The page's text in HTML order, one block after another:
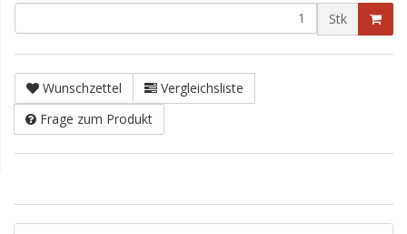
Stk
Wunschzettel
Vergleichsliste
Frage zum Produkt